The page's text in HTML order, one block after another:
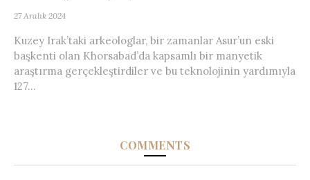
27 Aralık 2024
Kuzey Irak’taki arkeologlar, bir zamanlar Asur’un eski
başkenti olan Khorsabad’da kapsamlı bir manyetik
araştırma gerçekleştirdiler ve bu teknolojinin yardımıyla
127...
COMMENTS